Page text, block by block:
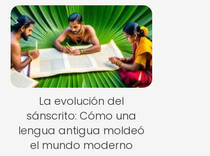
La evolución del
sánscrito: Cómo una
lengua antigua moldeó
el mundo moderno